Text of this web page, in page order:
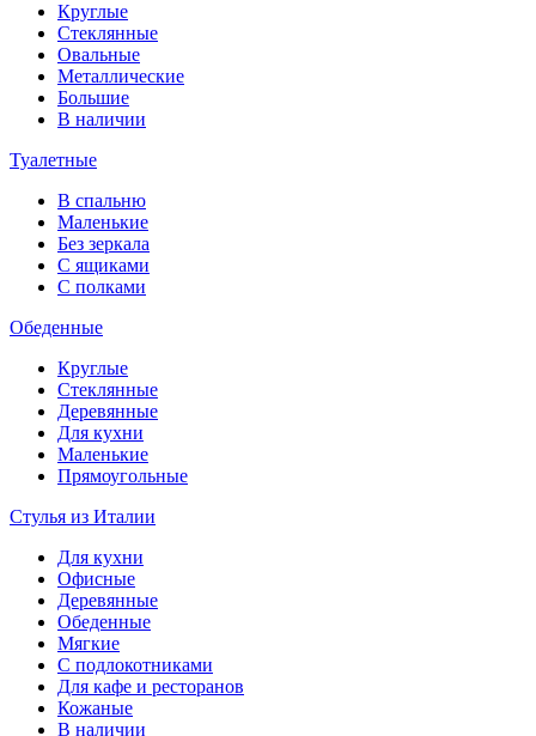
Круглые
Стеклянные
Овальные
Металлические
Большие
В наличии
Туалетные
В спальню
Маленькие
Без зеркала
С ящиками
С полками
Обеденные
Круглые
Стеклянные
Деревянные
Для кухни
Маленькие
Прямоугольные
Стулья из Италии
Для кухни
Офисные
Деревянные
Обеденные
Мягкие
С подлокотниками
Для кафе и ресторанов
Кожаные
В наличии